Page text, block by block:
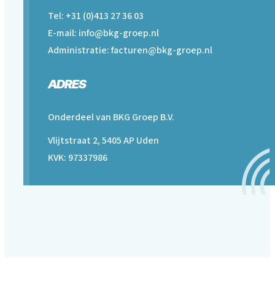
Tel: +31 (0)413 27 36 03
E-mail: info@bkg-groep.nl
Administratie: facturen@bkg-groep.nl
ADRES
Onderdeel van BKG Groep B.V.
Vlijtstraat 2, 5405 AP Uden
KVK: 97337986